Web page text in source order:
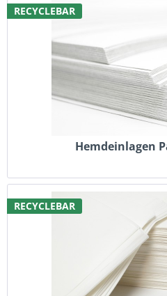
RECYCLEBAR
Hemdeinlagen
RECYCLEBAR